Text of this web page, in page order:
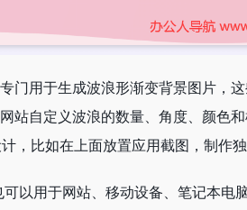
用于生成波浪形渐变背景图片，
站自定义波浪的数量、角度、颜色
，比如在上面放置应用截图，制作独
用于网站、移动设备、笔记本电